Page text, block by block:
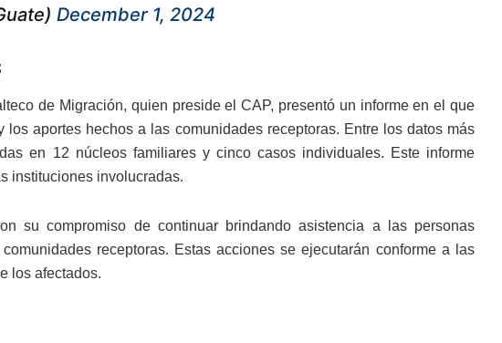
December 1, 2024
de Migración, quien preside el CAP, presentó un informe en el que
aportes hechos a las comunidades receptoras. Entre los datos más
en 12 núcleos familiares y cinco casos individuales. Este informe
instituciones involucradas.
su compromiso de continuar brindando asistencia a las personas
receptoras. Estas acciones se ejecutarán conforme a las
los afectados.